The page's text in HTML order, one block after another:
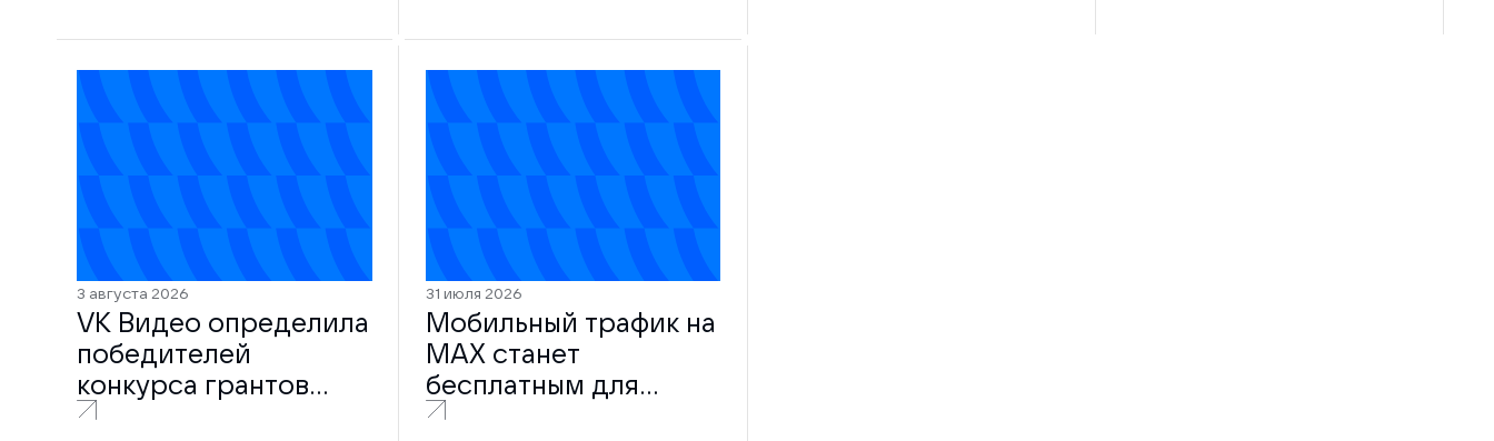
3 августа 2026
VK Видео определила
победителей
конкурса грантов
2026 года
31 июля 2026
Мобильный трафик на
MAX станет
бесплатным для
пользователей